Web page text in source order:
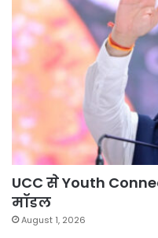
UCC से Youth
मॉडल
August 1, 2026